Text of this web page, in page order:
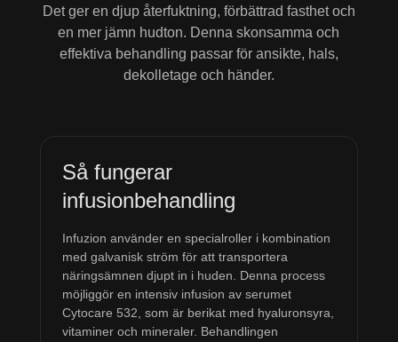
Det ger en djup återfuktning, förbättrad fasthet och
en mer jämn hudton. Denna skonsamma och
effektiva behandling passar för ansikte, hals,
dekolletage och händer.
Så fungerar
infusionbehandling
Infuzion använder en specialroller i kombination
med galvanisk ström för att transportera
näringsämnen djupt in i huden. Denna process
möjliggör en intensiv infusion av serumet
Cytocare 532, som är berikat med hyaluronsyra,
vitaminer och mineraler. Behandlingen